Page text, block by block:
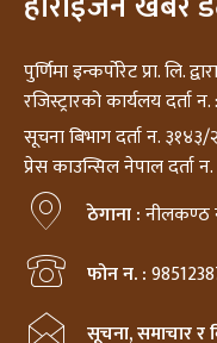
पुर्णिमा इन्कर्पोरेट प्रा. लि.
रजिस्ट्रारको कार्यलय
सूचना बिभाग दर्ता न.
प्रेस काउन्सिल नेपाल दर्ता
ठेगाना :नीलकण्ठ
फोन न. :
सूचना, समाचार र